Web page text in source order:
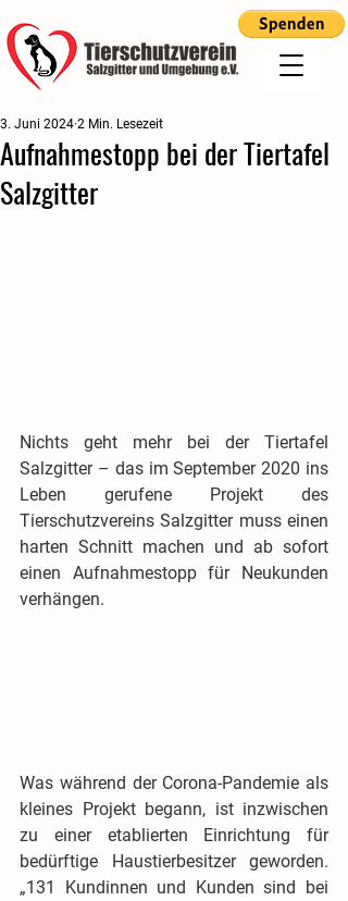
Aufnahmestopp bei der Tiertafel
Salzgitter
3. Juni 2024 2 Min. Lesezeit
Nichts geht mehr bei der Tiertafel
Salzgitter – das im September 2020 ins
Leben gerufene Projekt des
Tierschutzvereins Salzgitter muss einen
harten Schnitt machen und ab sofort
einen Aufnahmestopp für Neukunden
verhängen.
Was während der Corona-Pandemie als
kleines Projekt begann, ist inzwischen
zu einer etablierten Einrichtung für
bedürftige Haustierbesitzer geworden.
„131 Kundinnen und Kunden sind bei